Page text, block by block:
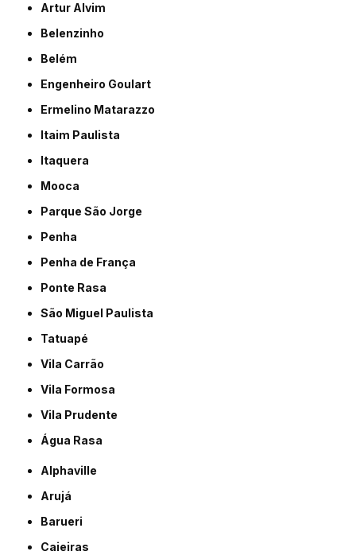
Artur Alvim
Belenzinho
Belém
Engenheiro Goulart
Ermelino Matarazzo
Itaim Paulista
Itaquera
Mooca
Parque São Jorge
Penha
Penha de França
Ponte Rasa
São Miguel Paulista
Tatuapé
Vila Carrão
Vila Formosa
Vila Prudente
Água Rasa
Alphaville
Arujá
Barueri
Caieiras